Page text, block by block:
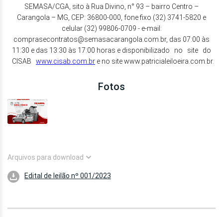
SEMASA/CGA, sito à Rua Divino, n° 93 – bairro Centro –
Carangola – MG, CEP: 36800-000, fone fixo (32) 3741-5820 e
celular (32) 99806-0709 - e-mail:
comprasecontratos@semasacarangola.com.br, das 07:00 às
11:30 e das 13:30 às 17:00 horas e disponibilizado no site do
CISAB www.cisab.com.br e no site www.patricialeiloeira.com.br.
Fotos
Arquivos para download
Edital de leilão nº 001/2023